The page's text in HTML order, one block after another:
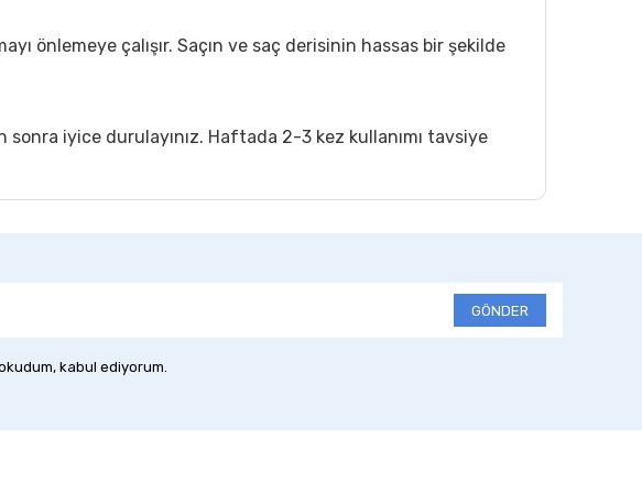
önlemeye çalışır. Saçın ve saç derisinin hassas bir şekilde
sonra iyice durulayınız. Haftada 2-3 kez kullanımı tavsiye
GÖNDER
kabul ediyorum.